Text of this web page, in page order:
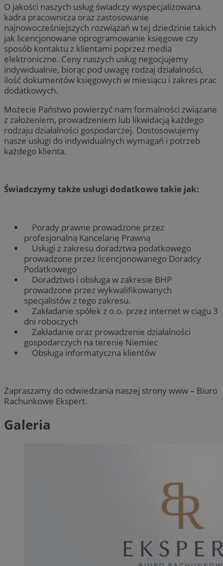
O jakości naszych usług świadczy wyspecjalizowana
kadra pracownicza oraz zastosowanie
najnowocześniejszych rozwiązań w tej dziedzinie takich
jak licencjonowane oprogramowanie księgowe czy
sposób kontaktu z klientami poprzez media
elektroniczne. Ceny naszych usług negocjujemy
indywidualnie, biorąc pod uwagę rodzaj działalności,
ilość dokumentów księgowych w miesiącu i zakres prac
dodatkowych.
Możecie Państwo powierzyć nam formalności związane
z założeniem, prowadzeniem lub likwidacją każdego
rodzaju działalności gospodarczej. Dostosowujemy
nasze usługi do indywidualnych wymagań i potrzeb
każdego klienta.
Świadczymy także usługi dodatkowe takie jak:
Porady prawne prowadzone przez
profesjonalną Kancelarię Prawną
Usługi z zakresu doradztwa podatkowego
prowadzone przez licencjonowanego Doradcy
Podatkowego
Doradztwo i obsługa w zakresie BHP
prowadzone przez wykwalifikowanych
specjalistów z tego zakresu.
Zakładanie spółek z o.o. przez internet w ciągu 3
dni roboczych
Zakładanie oraz prowadzenie działalności
gospodarczych na terenie Niemiec
Obsługa informatyczna klientów
Zapraszamy do odwiedzania naszej strony www – Biuro
Rachunkowe Ekspert.
Galeria